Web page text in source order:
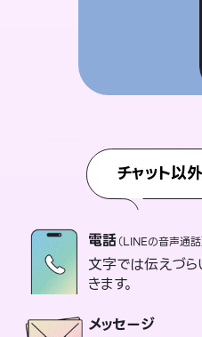
チャット以
電話（LINEの音声通話
文字では伝えづ
きます。
メッセージ